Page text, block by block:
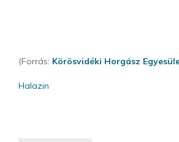
(Forrás: Körösvidéki Horgász
Halazin